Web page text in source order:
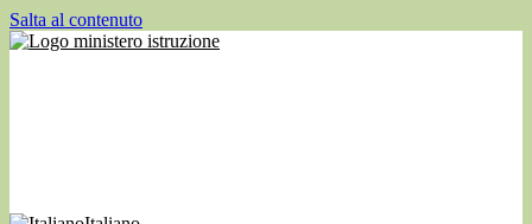
Salta al contenuto